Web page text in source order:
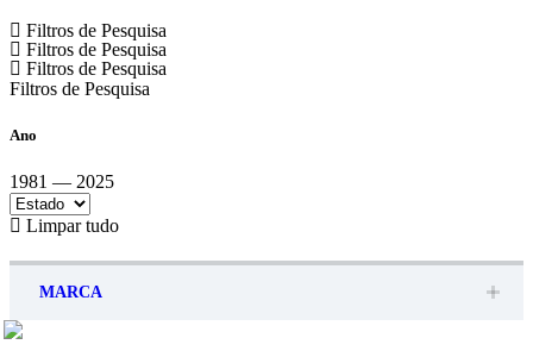
Filtros de Pesquisa
Filtros de Pesquisa
Filtros de Pesquisa
Filtros de Pesquisa
Ano
1981 — 2025
Limpar tudo
MARCA